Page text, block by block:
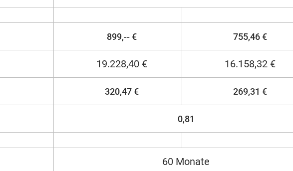
899,-- € 755,46 €
19.228,40 € 16.158,32 €
320,47 € 269,31 €
0,81
60 Monate